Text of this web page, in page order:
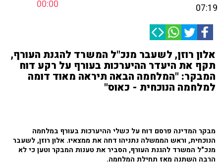
00:00 07:19
אלון רוזן, לשעבר מנכ"ל המשרד להגנת העורף,
תקף את היעדר ההיערכות בעורף על רקע דוח
המבקר: "המלחמה הבאה תיראה מאוד דומה
למלחמה הנוכחית - כאוס"
מבקר המדינה פרסם דוח על כשלי ההיערכות בעורף במלחמה
הנוכחית, וראש הממשלה נתניהו דחה את ממצאיו. אלון רוזן, לשעבר
מנכ"ל המשרד להגנת העורף, הסביר את טענות המבקר וטען כי לא
הרבה השתנה מאז תחילת המלחמה.